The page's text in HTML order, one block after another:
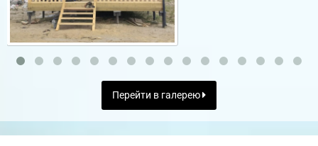
Перейти в галерею